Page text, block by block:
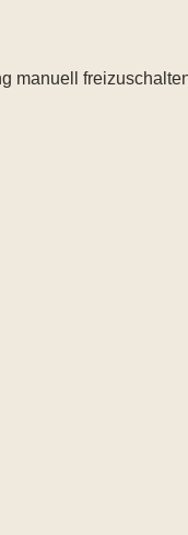
manuell